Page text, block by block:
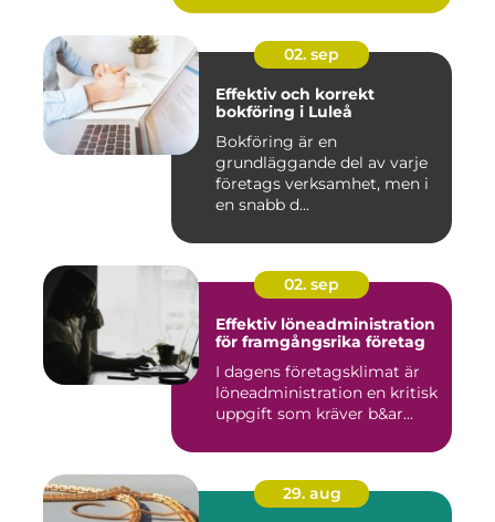
02. sep
Effektiv och korrekt
bokföring i Luleå
Bokföring är en
grundläggande del av varje
företags verksamhet, men i
en snabb d...
02. sep
Effektiv löneadministration
för framgångsrika företag
I dagens företagsklimat är
löneadministration en kritisk
uppgift som kräver b&ar...
29. aug